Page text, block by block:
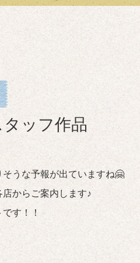
ッフ作品
うな予報が出ていますね🤗
からご案内します♪
す！！